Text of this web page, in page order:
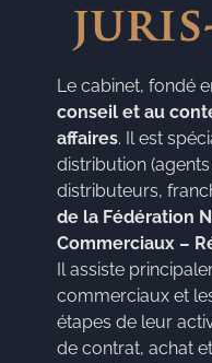
Le cabinet, fondé
conseil et au
affaires. Il est
distribution
distributeurs,
de la Fédération
Commerciaux –
Il assiste
commerciaux et
étapes de leur
de contrat, achat